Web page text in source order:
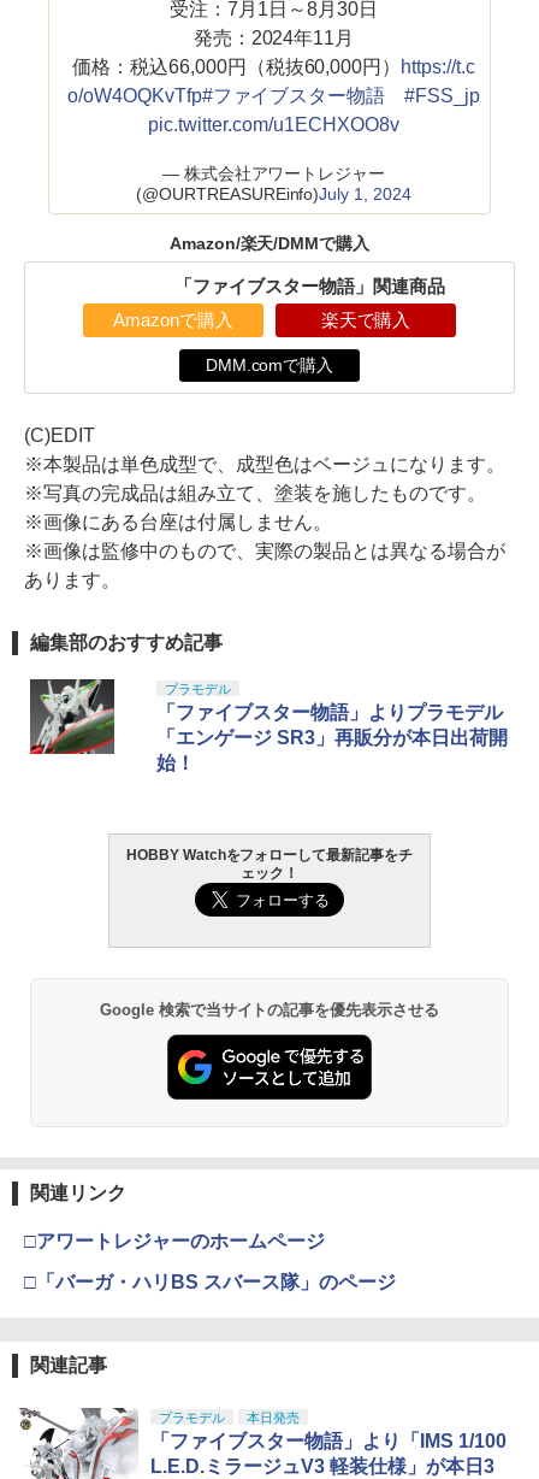
受注：7月1日～8月30日
発売：2024年11月
価格：税込66,000円（税抜60,000円） https://t.c
o/oW4OQKvTfp#ファイブスター物語
#FSS_jp
pic.twitter.com/u1ECHXOO8v
— 株式会社アワートレジャー
(@OURTREASUREinfo)July 1, 2024
Amazon/楽天/DMMで購入
「ファイブスター物語」関連商品
Amazonで購入 楽天で購入
DMM.comで購入
(C)EDIT
※本製品は単色成型で、成型色はベージュになります。
※写真の完成品は組み立て、塗装を施したものです。
※画像にある台座は付属しません。
※画像は監修中のもので、実際の製品とは異なる場合が
あります。
編集部のおすすめ記事
プラモデル
「ファイブスター物語」よりプラモデル
「エンゲージ SR3」再販分が本日出荷開
始！
HOBBY Watchをフォローして最新記事をチ
ェック！
Google 検索で当サイトの記事を優先表示させる
関連リンク
□アワートレジャーのホームページ
□「バーガ・ハリBS スバース隊」のページ
関連記事
プラモデル 本日発売
「ファイブスター物語」より「IMS 1/100
L.E.D.ミラージュV3 軽装仕様」が本日3